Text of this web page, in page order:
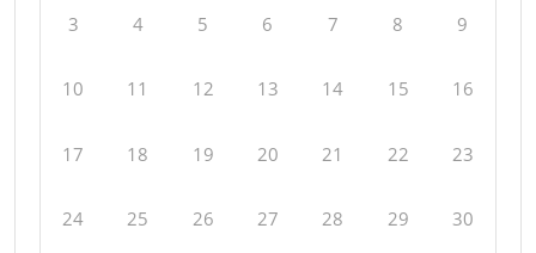
3 4 5 6 7 8 9
10 11 12 13 14 15 16
17 18 19 20 21 22 23
24 25 26 27 28 29 30